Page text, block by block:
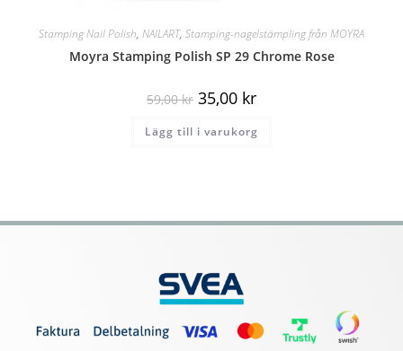
Stamping Nail Polish, NAILART, Stamping-nagelstämpling från MOYRA
Moyra Stamping Polish SP 29 Chrome Rose
59,00kr 35,00 kr
Lägg till i varukorg